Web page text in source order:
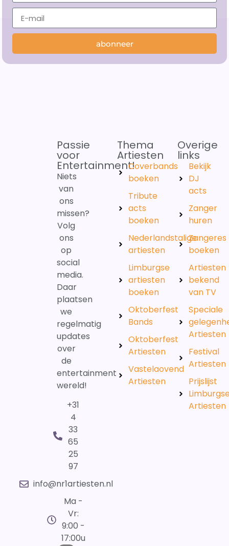
abonneer
Passie
voor
Entertainment!
Niets
van
ons
missen?
Volg
ons
op
social
media.
Daar
plaatsen
we
regelmatig
updates
over
de
entertainment
wereld!
+31
4
33
65
25
97
info@nr1artiesten.nl
Ma -
Vr:
9:00 -
17:00u
Thema
Artiesten
Coverbands
boeken
Tribute
acts
boeken
Nederlandstalige
artiesten
Limburgse
artiesten
boeken
Oktoberfest
Bands
Oktoberfest
Artiesten
Vastelaovend
Artiesten
Overige
links
Bekijk
DJ
acts
Zanger
huren
Zangeres
boeken
Artiesten
bekend
van TV
Speciale
Artiesten
Festival
Artiesten
Prijslijst
Artiesten